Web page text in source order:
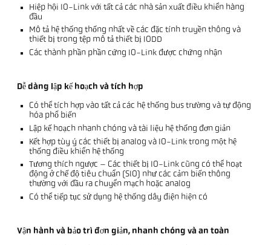
Hiệp hội IO-Link với tất cả các nhà sản xuất điều khiển hàng
đầu
Mô tả hệ thống thống nhất về các đặc tính truyền thông và
thiết bị trong tệp mô tả thiết bị IODD
Các thành phần phần cứng IO-Link được chứng nhận
Dễ dàng lập kế hoạch và tích hợp
Có thể tích hợp vào tất cả các hệ thống bus trường và tự động
hóa phổ biến
Lập kế hoạch nhanh chóng và tài liệu hệ thống đơn giản
Kết hợp tùy ý các thiết bị analog và IO-Link trong một hệ
thống điều khiển hệ thống
Tương thích ngược – Các thiết bị IO-Link cũng có thể hoạt
động ở chế độ tiêu chuẩn (SIO) như các cảm biến thông
thường với đầu ra chuyển mạch hoặc analog
Có thể tiếp tục sử dụng hệ thống dây điện hiện có
Vận hành và bảo trì đơn giản, nhanh chóng và an toàn